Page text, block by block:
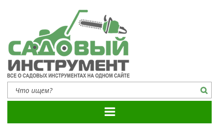
Садовый инструмент
Все о садовых инструментах на одном сайте